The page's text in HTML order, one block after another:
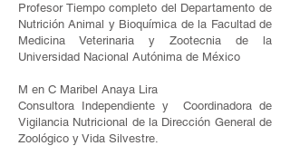
Profesor Tiempo completo del Departamento de
Nutrición Animal y Bioquímica de la Facultad de
Medicina Veterinaria y Zootecnia de la
Universidad Nacional Autónima de México
M en C Maribel Anaya Lira
Consultora Independiente y Coordinadora de
Vigilancia Nutricional de la Dirección General de
Zoológico y Vida Silvestre.